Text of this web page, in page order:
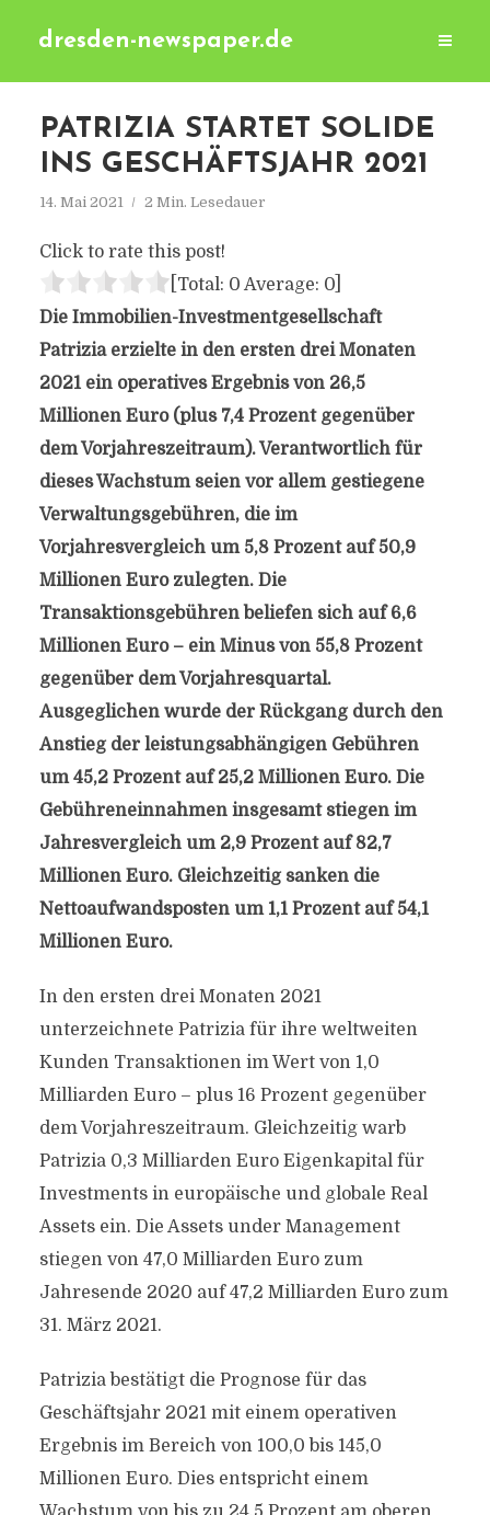
dresden-newspaper.de
PATRIZIA STARTET SOLIDE
INS GESCHÄFTSJAHR 2021
14. Mai 2021 2 Min. Lesedauer
Click to rate this post!
[Total: 0 Average: 0]
Die Immobilien-Investmentgesellschaft
Patrizia erzielte in den ersten drei Monaten
2021 ein operatives Ergebnis von 26,5
Millionen Euro (plus 7,4 Prozent gegenüber
dem Vorjahreszeitraum). Verantwortlich für
dieses Wachstum seien vor allem gestiegene
Verwaltungsgebühren, die im
Vorjahresvergleich um 5,8 Prozent auf 50,9
Millionen Euro zulegten. Die
Transaktionsgebühren beliefen sich auf 6,6
Millionen Euro – ein Minus von 55,8 Prozent
gegenüber dem Vorjahresquartal.
Ausgeglichen wurde der Rückgang durch den
Anstieg der leistungsabhängigen Gebühren
um 45,2 Prozent auf 25,2 Millionen Euro. Die
Gebühreneinnahmen insgesamt stiegen im
Jahresvergleich um 2,9 Prozent auf 82,7
Millionen Euro. Gleichzeitig sanken die
Nettoaufwandsposten um 1,1 Prozent auf 54,1
Millionen Euro.
In den ersten drei Monaten 2021
unterzeichnete Patrizia für ihre weltweiten
Kunden Transaktionen im Wert von 1,0
Milliarden Euro – plus 16 Prozent gegenüber
dem Vorjahreszeitraum. Gleichzeitig warb
Patrizia 0,3 Milliarden Euro Eigenkapital für
Investments in europäische und globale Real
Assets ein. Die Assets under Management
stiegen von 47,0 Milliarden Euro zum
Jahresende 2020 auf 47,2 Milliarden Euro zum
31. März 2021.
Patrizia bestätigt die Prognose für das
Geschäftsjahr 2021 mit einem operativen
Ergebnis im Bereich von 100,0 bis 145,0
Millionen Euro. Dies entspricht einem